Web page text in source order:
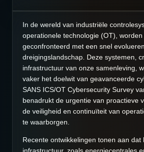
In de wereld van industriële
operationele technologie (OT), worden
geconfronteerd met een snel
dreigingslandschap. Deze systemen,
infrastructuur van onze samenleving,
vaker het doelwit van geavanceerde
SANS ICS/OT Cybersecurity Survey
benadrukt de urgentie van proactieve
de veiligheid en continuïteit van
te waarborgen.
Recente ontwikkelingen tonen aan dat